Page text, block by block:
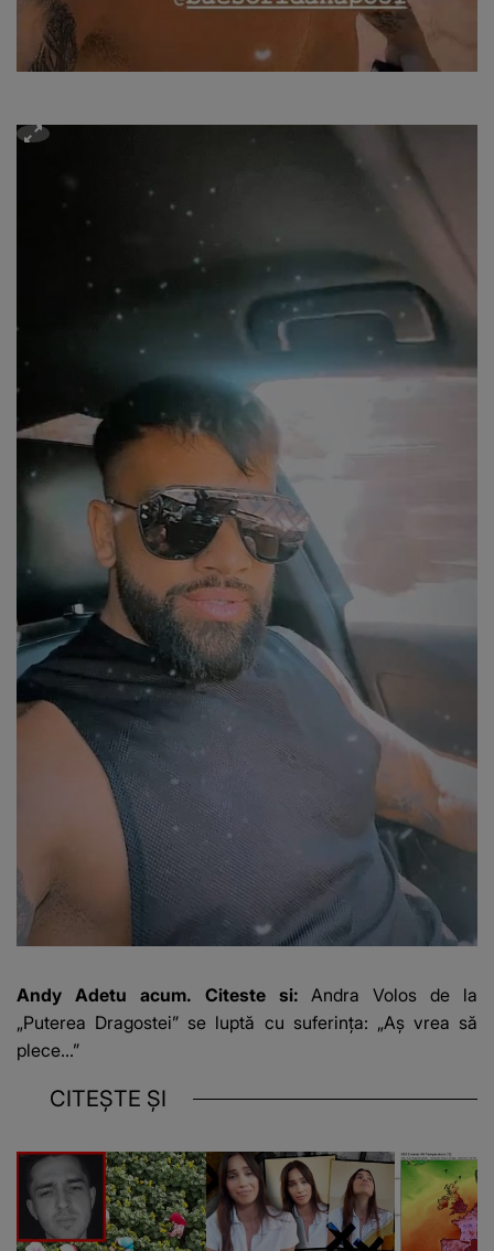
Andy Adetu acum. Citeste si:Andra Volos de la
„Puterea Dragostei” se luptă cu suferința: „Aș vrea să
plece...”
CITEȘTE ȘI